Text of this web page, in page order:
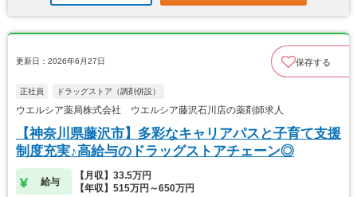
更新日：2026年6月27日 保存する
正社員 ドラッグストア（調剤併設）
ウエルシア薬局株式会社 ウエルシア藤沢石川店の薬剤師求人
【神奈川県藤沢市】多彩なキャリアパスと子育て支援
制度充実♪高給与のドラッグストアチェーン◎
給与
【月収】33.5万円
【年収】515万円～650万円